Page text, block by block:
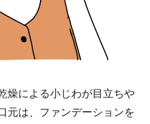
燥による小じわが目立ちや
元は、ファンデーションを